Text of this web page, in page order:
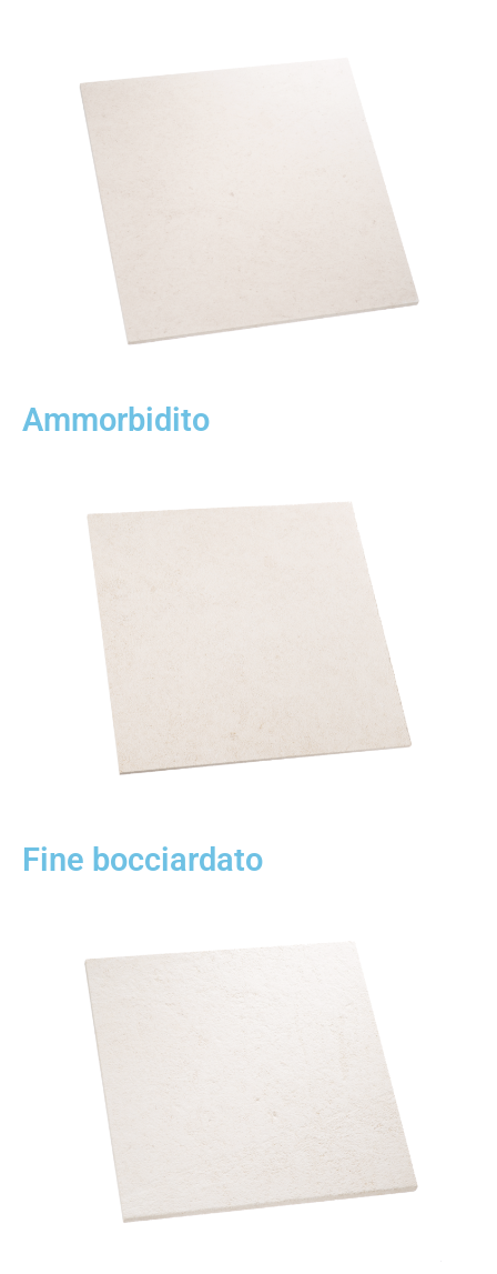
Ammorbidito
Fine bocciardato